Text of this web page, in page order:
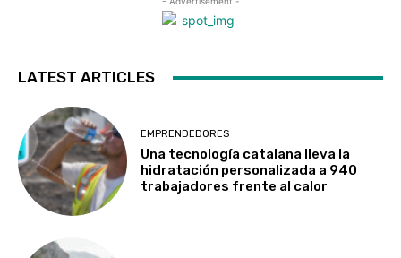
LATEST ARTICLES
EMPRENDEDORES
Una tecnología catalana lleva la
hidratación personalizada a 940
trabajadores frente al calor